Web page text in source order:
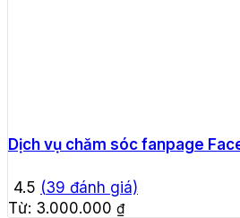
Dịch vụ chăm sóc fanpage
4.5 (39 đánh giá)
Từ: 3.000.000 ₫